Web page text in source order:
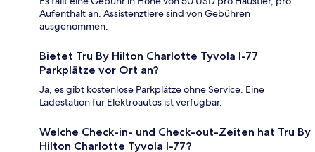
Aufenthalt an. Assistenztiere sind von Gebühren
ausgenommen.
Bietet Tru By Hilton Charlotte Tyvola I-77
Parkplätze vor Ort an?
Ja, es gibt kostenlose Parkplätze ohne Service. Eine
Ladestation für Elektroautos ist verfügbar.
Welche Check-in- und Check-out-Zeiten hat Tru By
Hilton Charlotte Tyvola I-77?